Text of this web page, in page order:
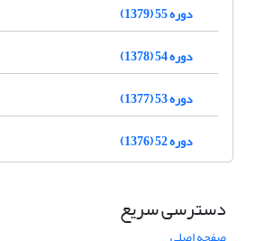
دوره 55 (1379)
دوره 54 (1378)
دوره 53 (1377)
دوره 52 (1376)
دسترسی سریع